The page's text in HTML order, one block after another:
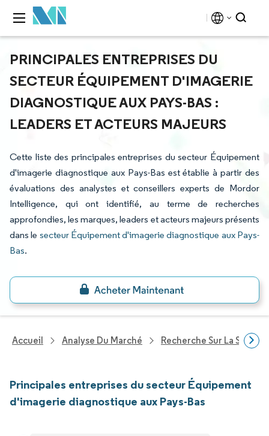
PRINCIPALES ENTREPRISES DU
SECTEUR ÉQUIPEMENT D'IMAGERIE
DIAGNOSTIQUE AUX PAYS-BAS :
LEADERS ET ACTEURS MAJEURS
Cette liste des principales entreprises du secteur Équipement
d'imagerie diagnostique aux Pays-Bas est établie à partir des
évaluations des analystes et conseillers experts de Mordor
Intelligence, qui ont identifié, au terme de recherches
approfondies, les marques, leaders et acteurs majeurs présents
dans le secteur Équipement d'imagerie diagnostique aux Pays-
Bas.
Accueil Analyse Du Marché Recherche Sur La Santé
Principales entreprises du secteur Équipement
d'imagerie diagnostique aux Pays-Bas